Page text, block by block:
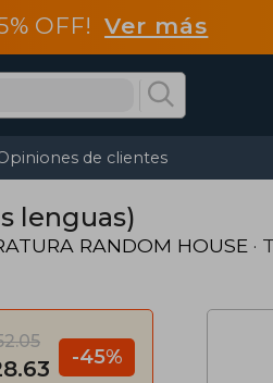
OFF!Ver más
de clientes
lenguas)
RANDOM HOUSE ·
-45%